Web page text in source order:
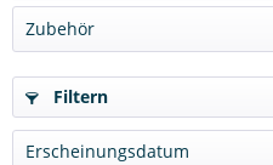
Zubehör
Filtern